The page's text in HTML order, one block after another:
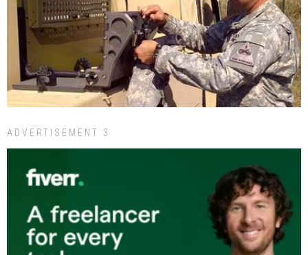
ADVERTISEMENT 3